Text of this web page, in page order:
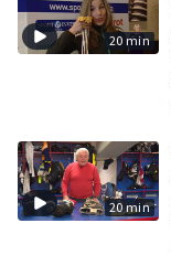
20 min
20 min